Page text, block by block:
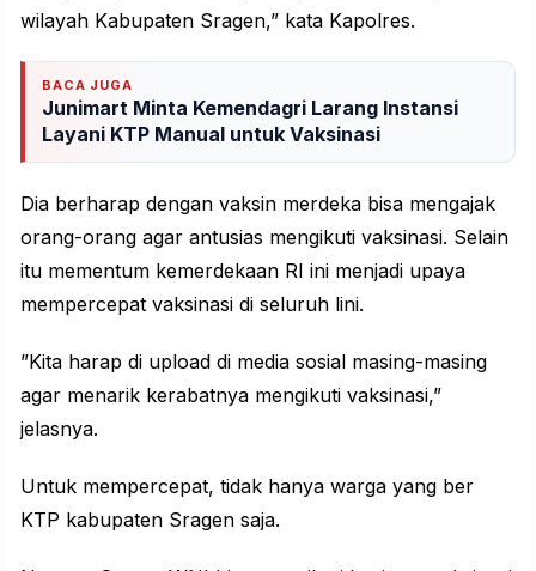
wilayah Kabupaten Sragen,” kata Kapolres.
BACA JUGA
Junimart Minta Kemendagri Larang Instansi
Layani KTP Manual untuk Vaksinasi
Dia berharap dengan vaksin merdeka bisa mengajak
orang-orang agar antusias mengikuti vaksinasi. Selain
itu mementum kemerdekaan RI ini menjadi upaya
mempercepat vaksinasi di seluruh lini.
”Kita harap di upload di media sosial masing-masing
agar menarik kerabatnya mengikuti vaksinasi,”
jelasnya.
Untuk mempercepat, tidak hanya warga yang ber
KTP kabupaten Sragen saja.